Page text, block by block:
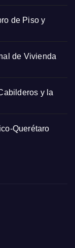
de Piso y
de Vivienda
y la
Querétaro